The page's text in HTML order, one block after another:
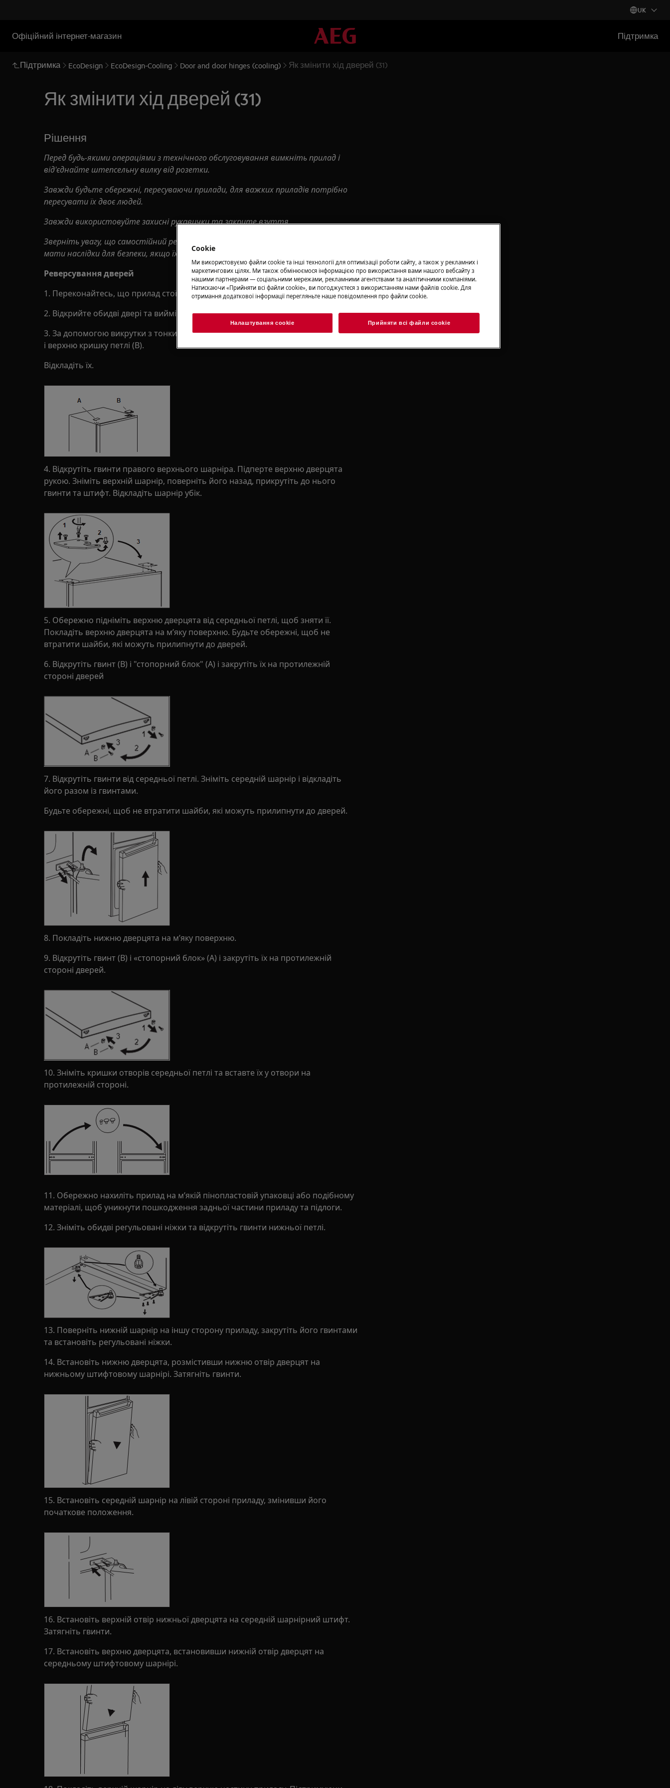
UK
Офіційний інтернет-магазин Підтримка
Підтримка EcoDesign EcoDesign-Cooling Door and door hinges (cooling) Як змінити хід дверей (31)
Як змінити хід дверей (31)
Рішення
Перед будь-якими операціями з технічного обслуговування вимкніть прилад і
від'єднайте штепсельну вилку відрозетки.
Завжди будьте обережні, пересуваючи прилади, для важких приладів потрібно
пересувати їх двоє людей.
Завжди використовуйте захисні рукавички та закрите взуття.
Зверніть увагу, що самостійний ремонт або непрофесійний ремонт можуть
мати наслідки для безпеки, якщо їх не зробити належним чином
Реверсування дверей
1. Переконайтесь, що прилад стоїть вертикально.
2. Відкрийте обидві двері та вийміть обладнання для дверей. Закрийте двері.
3. За допомогою викрутки з тонким лезом зніміть кришку отвору для гвинта (A)
і верхню кришку петлі (B).
Відкладіть їх.
4. Відкрутіть гвинти правого верхнього шарніра. Підперте верхню дверцята
рукою. Зніміть верхній шарнір, поверніть його назад, прикрутіть до нього
гвинти та штифт. Відкладіть шарнір убік.
5. Обережно підніміть верхню дверцята від середньої петлі, щоб зняти її.
Покладіть верхню дверцята на м’яку поверхню. Будьте обережні, щоб не
втратити шайби, які можуть прилипнути до дверей.
6. Відкрутіть гвинт (B) і "стопорний блок" (A) і закрутіть їх на протилежній
стороні дверей
7. Відкрутіть гвинти від середньої петлі. Зніміть середній шарнір і відкладіть
його разом із гвинтами.
Будьте обережні, щоб не втратити шайби, які можуть прилипнути до дверей.
8. Покладіть нижню дверцята на м’яку поверхню.
9. Відкрутіть гвинт (В) і «стопорний блок» (А) і закрутіть їх на протилежній
стороні дверей.
10. Зніміть кришки отворів середньої петлі та вставте їх у отвори на
протилежній стороні.
11. Обережно нахиліть прилад на м’якій пінопластовій упаковці або подібному
матеріалі, щоб уникнути пошкодження задньої частини приладу та підлоги.
12. Зніміть обидві регульовані ніжки та відкрутіть гвинти нижньої петлі.
13. Поверніть нижній шарнір на іншу сторону приладу, закрутіть його гвинтами
та встановіть регульовані ніжки.
14. Встановіть нижню дверцята, розмістивши нижню отвір дверцят на
нижньому штифтовому шарнірі. Затягніть гвинти.
15. Встановіть середній шарнір на лівій стороні приладу, змінивши його
початкове положення.
16. Встановіть верхній отвір нижньої дверцята на середній шарнірний штифт.
Затягніть гвинти.
17. Встановіть верхню дверцята, встановивши нижній отвір дверцят на
середньому штифтовому шарнірі.
Cookie
Ми використовуємо файли cookie та інші технології для оптимізації роботи сайту, а також у рекламних і
маркетингових цілях. Ми також обмінюємося інформацією про використання вами нашого вебсайту з
нашими партнерами — соціальними мережами, рекламними агентствами та аналітичними компаніями.
Натискаючи «Прийняти всі файли сookie», ви погоджуєтеся з використанням нами файлів cookie. Для
отримання додаткової інформації перегляньте наше повідомлення про файли сookie.
Налаштування cookie Прийняти всі файли сookie